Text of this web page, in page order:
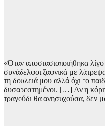
«Όταν αποστασιοποιήθηκα
συνάδελφοι ξαφνικά με
τη δουλειά μου αλλά όχι το
δυσαρεστημένοι. […] Αν η
τραγούδι θα ανησυχούσα, δεν